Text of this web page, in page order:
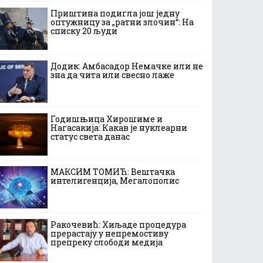
Приштина подигла још једну
оптужницу за „ратни злочин“: На
списку 20 људи
Додик: Амбасадор Немачке или не
зна да чита или свесно лаже
Годишњица Хирошиме и
Нагасакија: Какав је нуклеарни
статус света данас
МАКСИМ ТОМИЋ: Вештачка
интелигенција, Мегалополис
Ракочевић: Хиљаде процедура
прерастају у непремостиву
препреку слободи медија